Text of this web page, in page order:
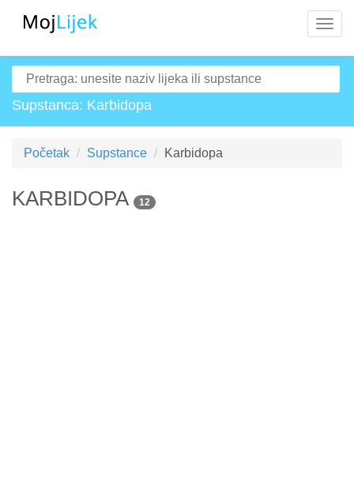
Supstanca: Karbidopa
Početak Supstance Karbidopa
KARBIDOPA 12